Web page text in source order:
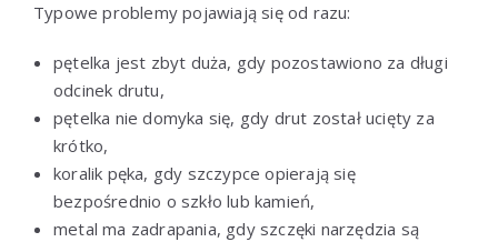
Typowe problemy pojawiają się od razu:
pętelka jest zbyt duża, gdy pozostawiono za długi
odcinek drutu,
pętelka nie domyka się, gdy drut został ucięty za
krótko,
koralik pęka, gdy szczypce opierają się
bezpośrednio o szkło lub kamień,
metal ma zadrapania, gdy szczęki narzędzia są